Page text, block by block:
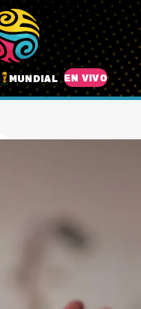
MUNDIAL EN VIVO